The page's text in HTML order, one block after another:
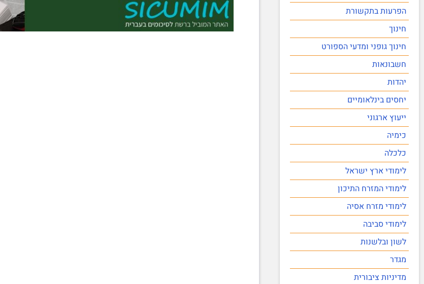
הפרעות בתקשורת
חינוך
חינוך גופני ומדעי הספורט
חשבונאות
יהדות
יחסים בינלאומיים
ייעוץ ארגוני
כימיה
כלכלה
לימודי ארץ ישראל
לימודי המזרח התיכון
לימודי מזרח אסיה
לימודי סביבה
לשון ובלשנות
מגדר
מדיניות ציבורית